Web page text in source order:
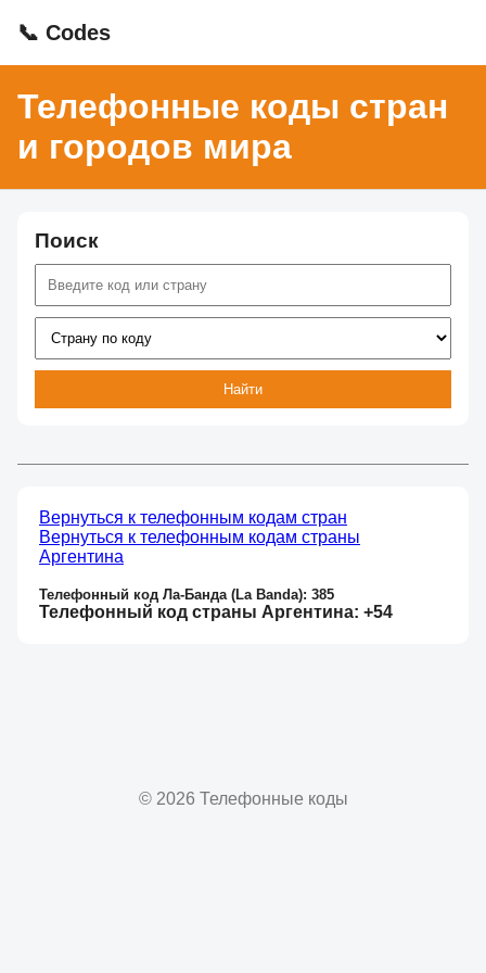
📞 Codes
Телефонные коды стран
и городов мира
Поиск
Найти
Вернуться к телефонным кодам стран
Вернуться к телефонным кодам страны
Аргентина
Телефонный код Ла-Банда (La Banda): 385
Телефонный код страны Аргентина: +54
© 2026 Телефонные коды